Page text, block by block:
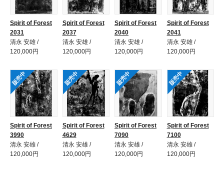
Spirit of Forest
2031
清永 安雄 /
120,000円
Spirit of Forest
2037
清永 安雄 /
120,000円
Spirit of Forest
2040
清永 安雄 /
120,000円
Spirit of Forest
2041
清永 安雄 /
120,000円
販売中
Spirit of Forest
3990
清永 安雄 /
120,000円
販売中
Spirit of Forest
4629
清永 安雄 /
120,000円
販売中
Spirit of Forest
7090
清永 安雄 /
120,000円
販売中
Spirit of Forest
7100
清永 安雄 /
120,000円